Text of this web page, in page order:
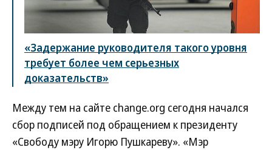
«Задержание руководителя такого уровня
требует более чем серьезных
доказательств»
Между тем на сайте change.org сегодня начался
сбор подписей под обращением к президенту
«Свободу мэру Игорю Пушкареву». «Мэр